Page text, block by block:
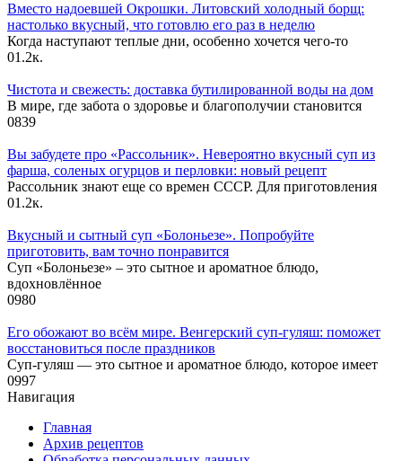
Вместо надоевшей Окрошки. Литовский холодный борщ:
настолько вкусный, что готовлю его раз в неделю
Когда наступают теплые дни, особенно хочется чего-то
01.2к.
Чистота и свежесть: доставка бутилированной воды на дом
В мире, где забота о здоровье и благополучии становится
0839
Вы забудете про «Рассольник». Невероятно вкусный суп из
фарша, соленых огурцов и перловки: новый рецепт
Рассольник знают еще со времен СССР. Для приготовления
01.2к.
Вкусный и сытный cуп «Болоньезе». Попробуйте
приготовить, вам точно понравится
Суп «Болоньезе» – это сытное и ароматное блюдо,
вдохновлённое
0980
Его обожают во всём мире. Венгерский суп-гуляш: поможет
восстановиться после праздников
Суп-гуляш — это сытное и ароматное блюдо, которое имеет
0997
Навигация
Главная
Архив рецептов